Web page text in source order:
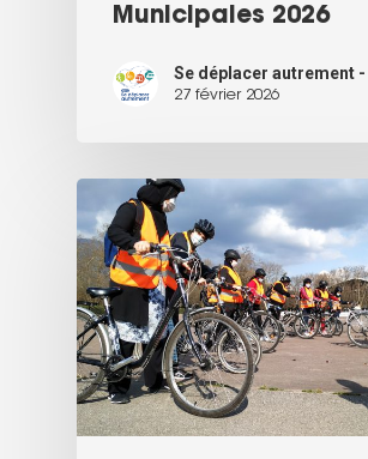
Municipales 2026
Se déplacer autrement -
27 février 2026